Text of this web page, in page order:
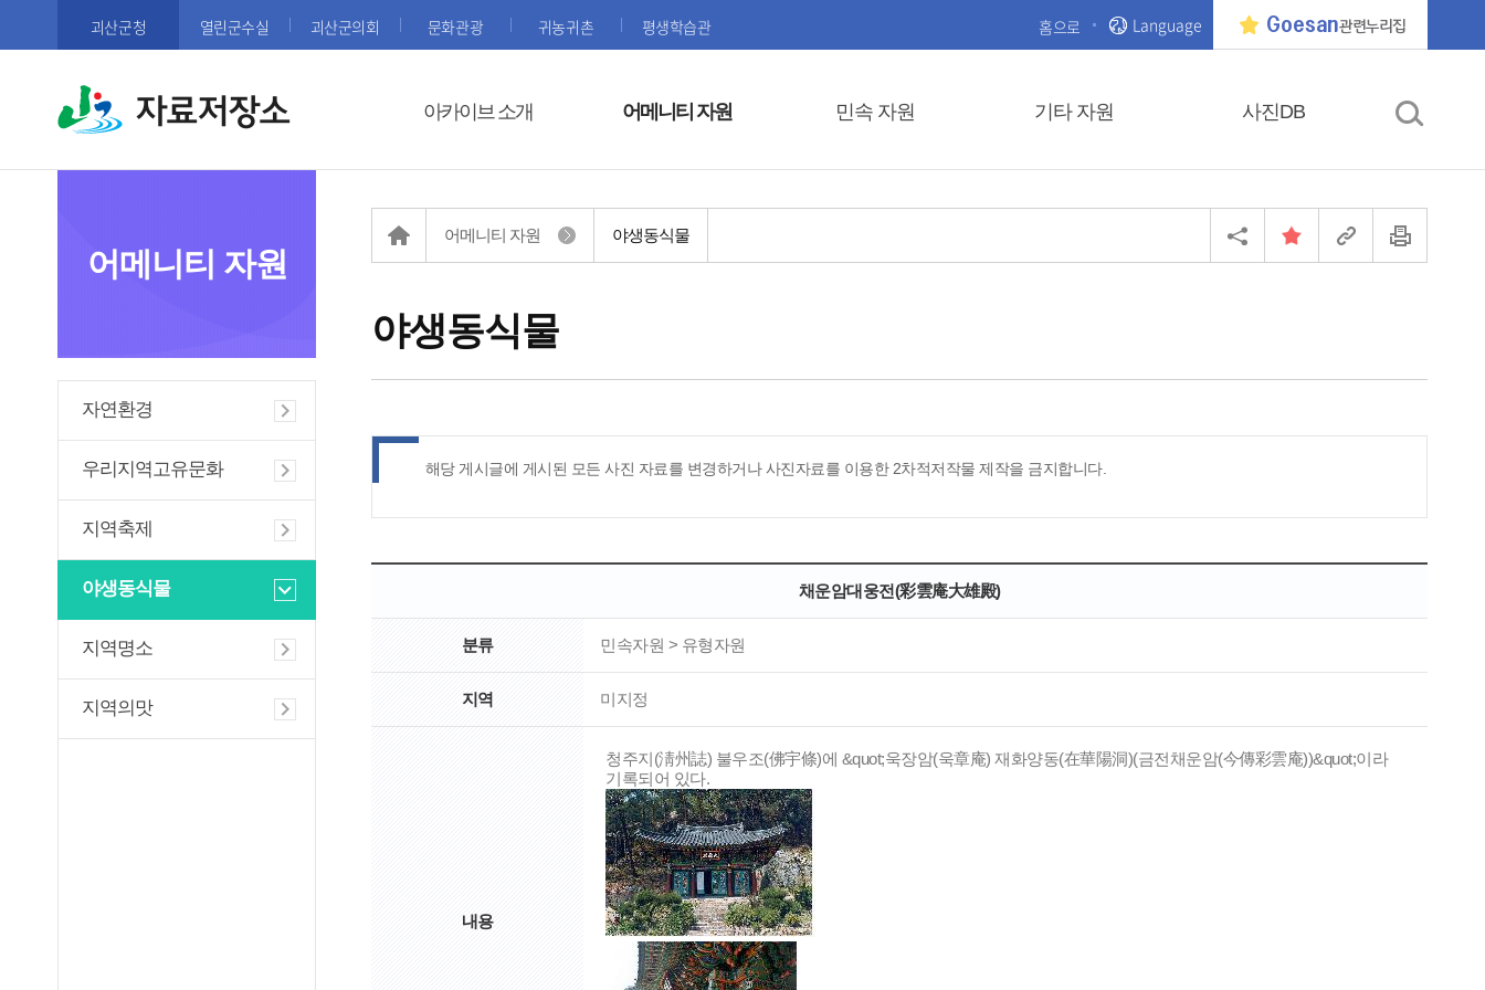
괴산군청 열린군수실 괴산군의회 문화관광 귀농귀촌 평생학습관 홈으로 Language Goesan관련누리집
자료저장소 아카이브 소개 어메니티 자원 민속 자원 기타 자원 사진DB
어메니티 자원
자연환경
우리지역고유문화
지역축제
야생동식물
지역명소
지역의맛
야생동식물
어메니티 자원 야생동식물
해당 게시글에 게시된 모든 사진 자료를 변경하거나 사진자료를 이용한 2차적저작물 제작을 금지합니다.
채운암대웅전(彩雲庵大雄殿)
분류 민속자원 > 유형자원
지역 미지정
내용
청주지(淸州誌) 불우조(佛宇條)에 &quot;욱장암(욱章庵) 재화양동(在華陽洞)(금전채운암(今傳彩雲庵))&quot;이라
기록되어 있다.